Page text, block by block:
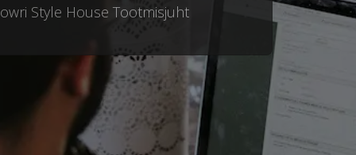
Style House Tootmisjuht